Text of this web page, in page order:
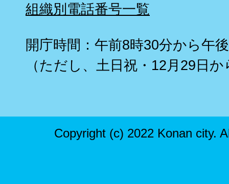
組織別電話番号一覧
開庁時間：午前8時30分から午
（ただし、土日祝・12月29日
Copyright (c) 2022 Konan city.